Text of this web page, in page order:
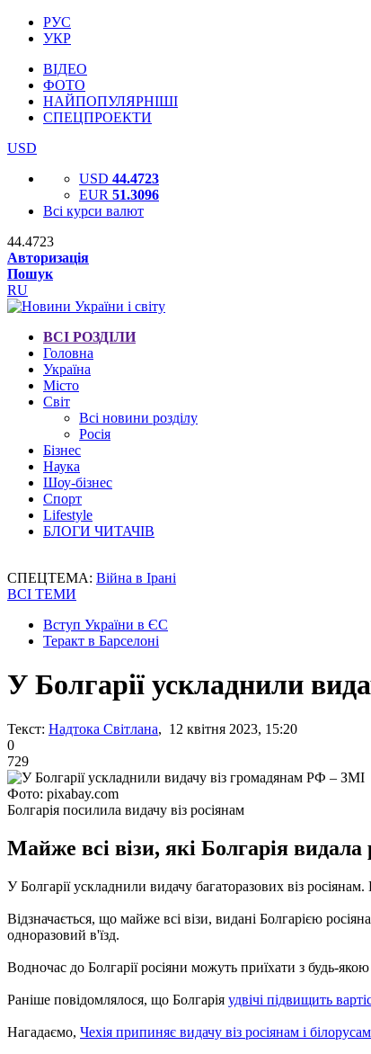
РУС
УКР
ВІДЕО
ФОТО
НАЙПОПУЛЯРНІШІ
СПЕЦПРОЕКТИ
USD
USD 44.4723
EUR 51.3096
Всі курси валют
44.4723
Авторизація
Пошук
RU
ВСІ РОЗДІЛИ
Головна
Україна
Місто
Світ
Всі новини розділу
Росія
Бізнес
Наука
Шоу-бізнес
Спорт
Lifestyle
БЛОГИ ЧИТАЧІВ
СПЕЦТЕМА: Війна в Ірані
ВСІ ТЕМИ
Вступ України в ЄС
Теракт в Барселоні
У Болгарії ускладнили
Текст: Надтока Світлана, 12 квітня 2023, 15:20
0
729
Фото: pixabay.com
Болгарія посилила видачу віз росіянам
Майже всі візи, які Болгарія
У Болгарії ускладнили видачу багаторазових віз
Відзначається, що майже всі візи, видані Болгарією
одноразовий в'їзд.
Водночас до Болгарії росіяни можуть приїхати з будь-
Раніше повідомлялося, що Болгарія удвічі підвищить
Нагадаємо, Чехія припиняє видачу віз росіянам і білорусам